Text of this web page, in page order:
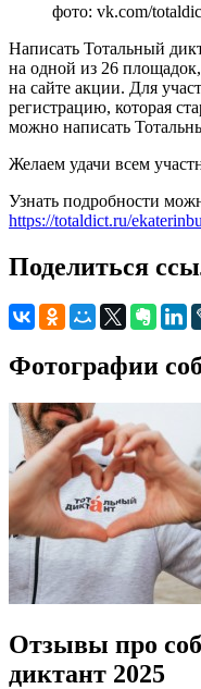
фото: vk.com/
Написать Тотальный
на одной из 26
на сайте акции. Для
регистрацию, которая
можно написать
Желаем удачи всем
Узнать подробности
https://totaldict.ru/
Поделиться
Фотографии
Отзывы про
диктант 2025